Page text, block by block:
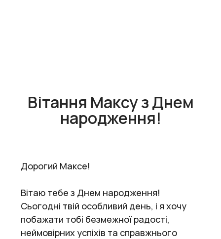
Вітання Максу з Днем
народження!
Дорогий Максе!
Вітаю тебе з Днем народження!
Сьогодні твій особливий день, і я хочу
побажати тобі безмежної радості,
неймовірних успіхів та справжнього